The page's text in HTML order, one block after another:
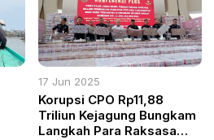
17 Jun 2025
Korupsi CPO Rp11,88
Triliun Kejagung Bungkam
Langkah Para Raksasa